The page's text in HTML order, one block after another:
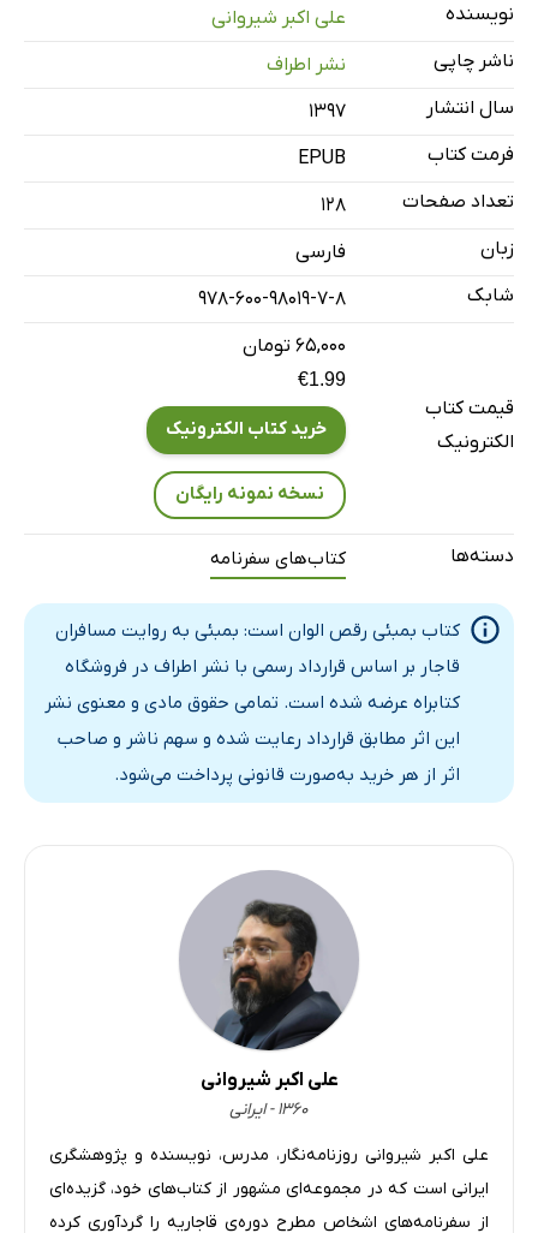
7: جور به جور - حاجیه‌خانوم علویۀ کرمانی
منابع
شرح ‌کلمات
نویسنده
علی اکبر شیروانی
ناشر چاپی
نشر اطراف
سال انتشار
۱۳۹۷
فرمت کتاب
EPUB
تعداد صفحات
128
زبان
فارسی
شابک
978-600-98019-7-8
قیمت کتاب
الکترونیک
۶۵,۰۰۰ تومان
€1.99
خرید کتاب الکترونیک
نسخه نمونه رایگان
دسته‌ها کتاب‌های سفرنامه
کتاب بمبئی رقص الوان است: بمبئی به روایت مسافران
قاجار بر اساس قرارداد رسمی با نشر اطراف در فروشگاه
کتابراه عرضه شده است. تمامی حقوق مادی و معنوی نشر
این اثر مطابق قرارداد رعایت شده و سهم ناشر و صاحب
اثر از هر خرید به‌صورت قانونی پرداخت می‌شود.
علی اکبر شیروانی
۱۳۶۰ - ایرانی
علی اکبر شیروانی روزنامه‌نگار، مدرس، نویسنده و پژوهشگری
ایرانی است که در مجموعه‌ای مشهور از کتاب‌های خود، گزیده‌ای
از سفرنامه‌های اشخاص مطرح دوره‌ی قاجاریه را گردآوری کرده